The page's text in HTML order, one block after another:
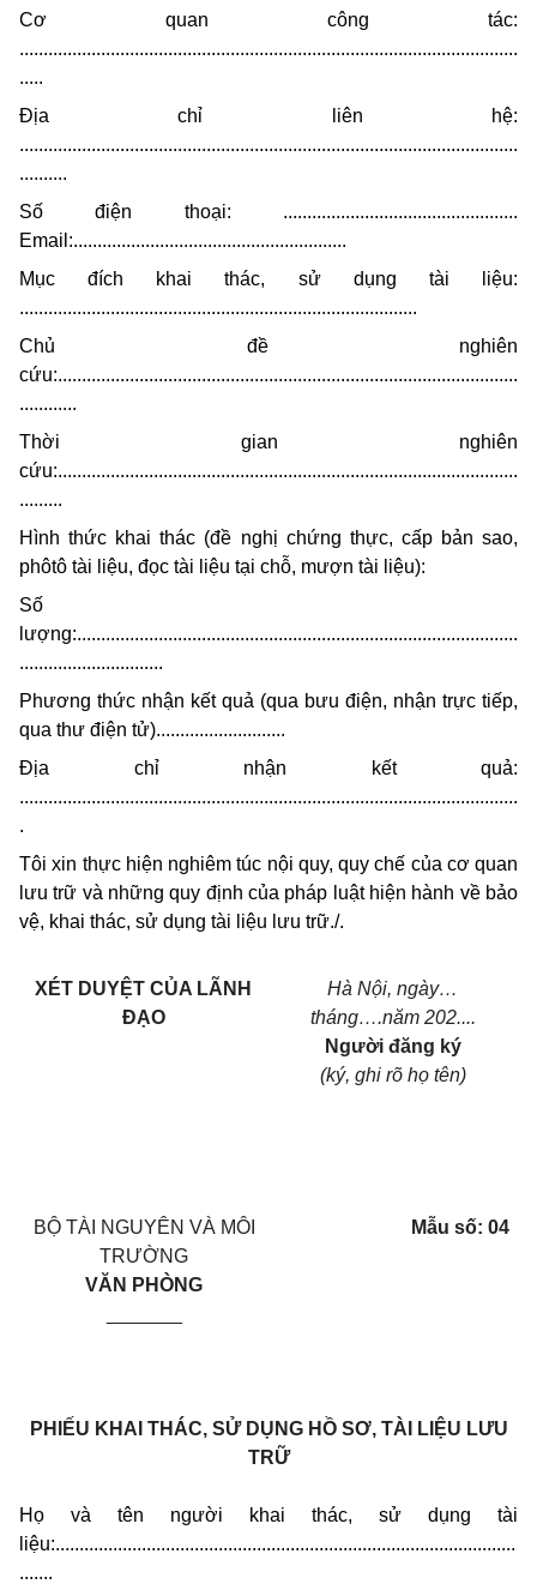
Cơ quan công tác:
........................................................................................................
.....
Địa chỉ liên hệ:
........................................................................................................
..........
Số điện thoại: .................................................
Email:.........................................................
Mục đích
khaithác, sử dụng tài liệu:
...................................................................................
Chủ đề nghiên
cứu:................................................................................................
............
Thời gian nghiên
cứu:................................................................................................
.........
Hình thức khai thác (đề nghị chứng thực, cấp bản sao,
phôtô tài liệu, đọc tài liệu tại chỗ, mượn tài liệu):
Số
lượng:............................................................................................
..............................
Phương thức nhận kết quả (qua bưu điện, nhận trực tiếp,
qua thư điện tử)...........................
Địa chỉ nhận kết quả:
........................................................................................................
.
Tôi xin thực hiện nghiêm túc nội quy, quy chế của cơ quan
lưu trữ và những quy định của pháp luật hiện hành về bảo
vệ, khai thác, sử dụng tài liệu lưu trữ./.
XÉT DUYỆT CỦA LÃNH
ĐẠO
Hà Nội, ngày…
tháng….năm 202....
Người đăng ký
(ký, ghi rõ họ tên)
BỘ TÀI NGUYÊN VÀ MÔI
TRƯỜNG
VĂN PHÒNG
Mẫu số: 04
PHIẾU KHAI THÁC, SỬ DỤNG HỒ SƠ, TÀI LIỆU LƯU
TRỮ
Họ và tên người khai thác, sử dụng tài
liệu:................................................................................................
.......